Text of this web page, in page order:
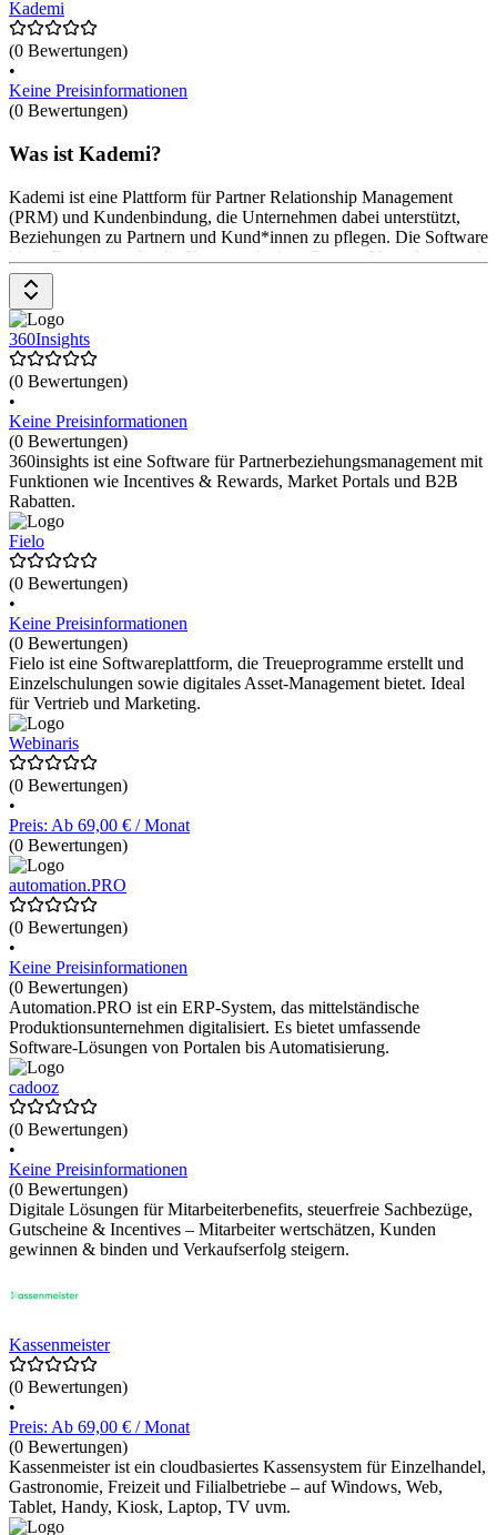
Kademi
(0 Bewertungen)
•
Keine Preisinformationen
(0 Bewertungen)
Was ist Kademi?
Kademi ist eine Plattform für Partner Relationship Management
(PRM) und Kundenbindung, die Unternehmen dabei unterstützt,
Beziehungen zu Partnern und Kund*innen zu pflegen. Die Software
bietet Funktionen für die Kommunikation, Content-Verwaltung und
Performance-Tracking, um die Zusammenarbeit zu optimieren und
die Kundenloyalität zu erhöhen. Es hilft, Netzwerke aufzubauen.
Die Preise gibt es auf Anfrage beim Anbieter.
360Insights
(0 Bewertungen)
•
Keine Preisinformationen
(0 Bewertungen)
360insights ist eine Software für Partnerbeziehungsmanagement mit
Funktionen wie Incentives & Rewards, Market Portals und B2B
Rabatten.
Fielo
(0 Bewertungen)
•
Keine Preisinformationen
(0 Bewertungen)
Fielo ist eine Softwareplattform, die Treueprogramme erstellt und
Einzelschulungen sowie digitales Asset-Management bietet. Ideal
für Vertrieb und Marketing.
Webinaris
(0 Bewertungen)
•
Preis: Ab 69,00 € / Monat
(0 Bewertungen)
automation.PRO
(0 Bewertungen)
•
Keine Preisinformationen
(0 Bewertungen)
Automation.PRO ist ein ERP-System, das mittelständische
Produktionsunternehmen digitalisiert. Es bietet umfassende
Software-Lösungen von Portalen bis Automatisierung.
cadooz
(0 Bewertungen)
•
Keine Preisinformationen
(0 Bewertungen)
Digitale Lösungen für Mitarbeiterbenefits, steuerfreie Sachbezüge,
Gutscheine & Incentives – Mitarbeiter wertschätzen, Kunden
gewinnen & binden und Verkaufserfolg steigern.
Kassenmeister
(0 Bewertungen)
•
Preis: Ab 69,00 € / Monat
(0 Bewertungen)
Kassenmeister ist ein cloudbasiertes Kassensystem für Einzelhandel,
Gastronomie, Freizeit und Filialbetriebe – auf Windows, Web,
Tablet, Handy, Kiosk, Laptop, TV uvm.